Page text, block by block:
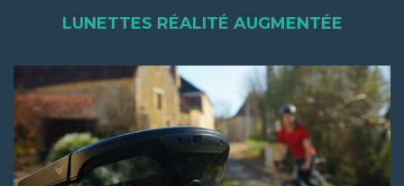
LUNETTES RÉALITÉ AUGMENTÉE